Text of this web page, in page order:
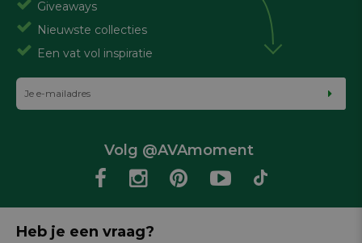
Giveaways
Nieuwste collecties
Een vat vol inspiratie
Volg @AVAmoment
Heb je een vraag?